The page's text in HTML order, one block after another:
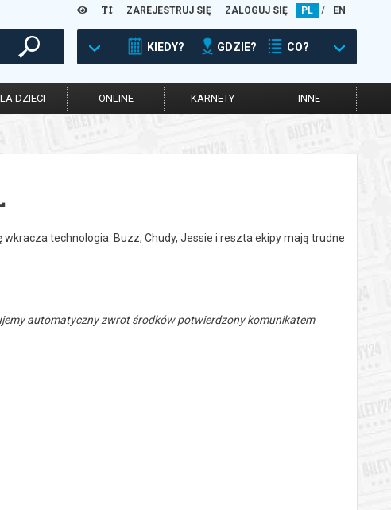
ZAREJESTRUJ SIĘ ZALOGUJ SIĘ PL / EN
KIEDY? GDZIE? CO?
DZIECI ONLINE KARNETY INNE
technologia. Buzz, Chudy, Jessie i reszta ekipy mają trudne
automatyczny zwrot środków potwierdzony komunikatem